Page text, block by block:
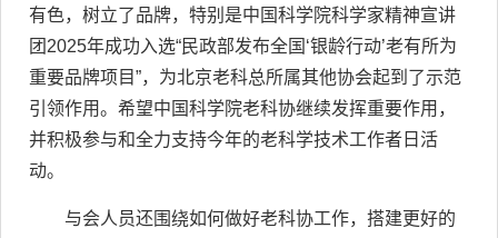
有色，树立了品牌，特别是中国科学院科学家精神宣讲
团2025年成功入选“民政部发布全国‘银龄行动’老有所为
重要品牌项目”，为北京老科总所属其他协会起到了示范
引领作用。希望中国科学院老科协继续发挥重要作用，
并积极参与和全力支持今年的老科学技术工作者日活
动。
与会人员还围绕如何做好老科协工作，搭建更好的